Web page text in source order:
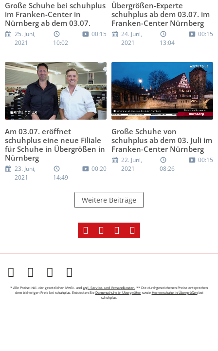
Große Schuhe bei schuhplus
im Franken-Center in
Nürnberg ab dem 03.07.
25. Juni,
2021
10:02
00:15
Übergrößen-Experte
schuhplus ab dem 03.07. im
Franken-Center Nürnberg
24. Juni,
2021
13:04
00:15
Am 03.07. eröffnet
schuhplus eine neue Filiale
für Schuhe in Übergrößen in
Nürnberg
23. Juni,
2021
14:49
00:20
Große Schuhe von
schuhplus ab dem 03. Juli im
Franken-Center Nürnberg
22. Juni,
2021
08:26
00:15
Weitere Beiträge
* Alle Preise inkl. der gesetzlichen MwSt. und zzgl. Service- und Versandkosten. ** Die durchgestrichenen Preise entsprechen
dem bisherigen Preis bei schuhplus. Entdecken Sie Damenschuhe in Übergrößensowie Herrenschuhe in Übergrößenbei
schuhplus.